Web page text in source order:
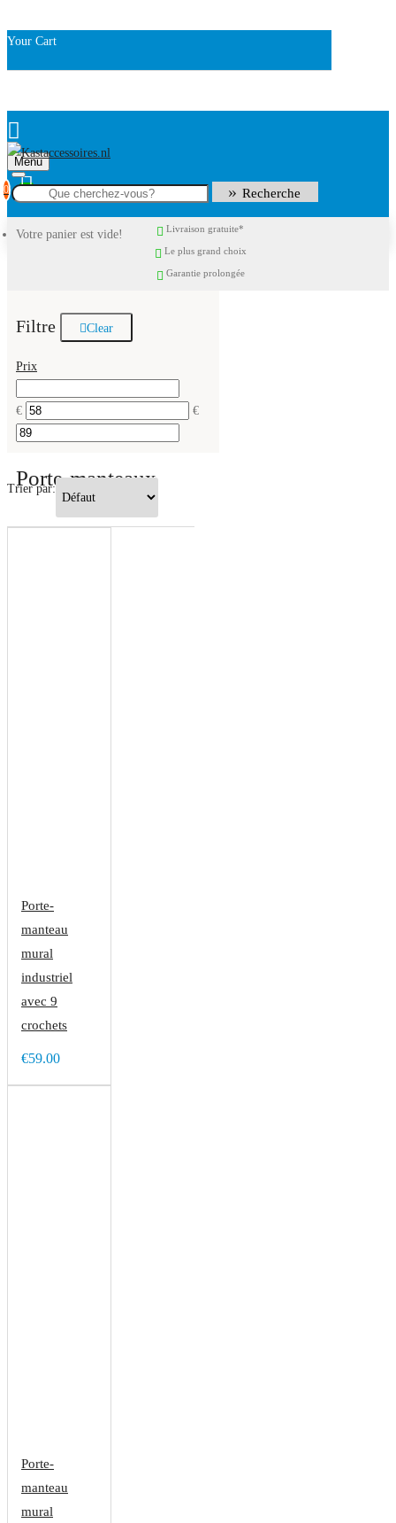
Your Cart
Menu
0
Votre panier est vide!
Recherche
Livraison gratuite*
Le plus grand choix
Garantie prolongée
Filtre Clear
Prix
€ €
Porte-manteaux
Trier par:
Porte-
manteau
mural
industriel
avec 9
crochets
€59.00
Porte-
manteau
mural